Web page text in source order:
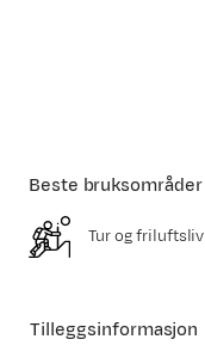
Tilleggsinformasjon
Beste bruksområder
Tur og friluftsliv